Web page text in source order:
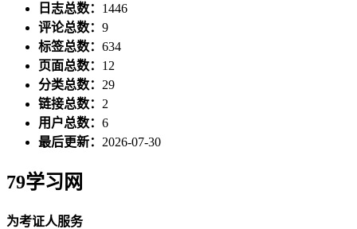
日志总数： 1446
评论总数： 9
标签总数： 634
页面总数： 12
分类总数： 29
链接总数： 2
用户总数： 6
最后更新： 2026-07-30
79学习网
为考证人服务